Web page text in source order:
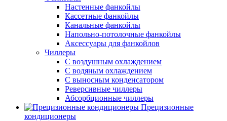
Настенные фанкойлы
Кассетные фанкойлы
Канальные фанкойлы
Напольно-потолочные фанкойлы
Аксессуары для фанкойлов
Чиллеры
С воздушным охлаждением
С водяным охлаждением
С выносным конденсатором
Реверсивные чиллеры
Абсорбционные чиллеры
Прецизионные
кондиционеры